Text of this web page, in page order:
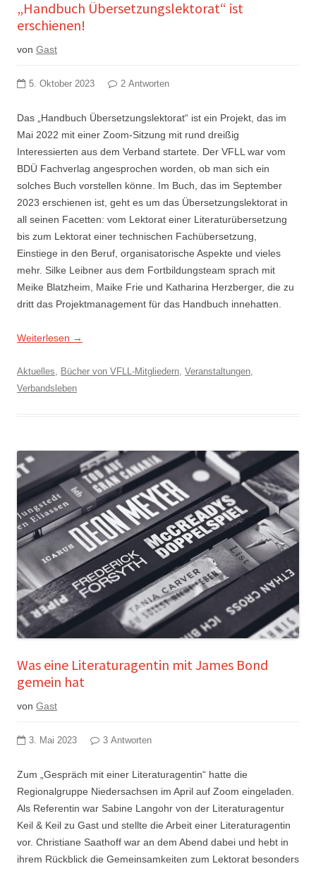
„Handbuch Übersetzungslektorat“ ist
erschienen!
von Gast
5. Oktober 2023 2 Antworten
Das „Handbuch Übersetzungslektorat“ ist ein Projekt, das im
Mai 2022 mit einer Zoom-Sitzung mit rund dreißig
Interessierten aus dem Verband startete. Der VFLL war vom
BDÜ Fachverlag angesprochen worden, ob man sich ein
solches Buch vorstellen könne. Im Buch, das im September
2023 erschienen ist, geht es um das Übersetzungslektorat in
all seinen Facetten: vom Lektorat einer Literaturübersetzung
bis zum Lektorat einer technischen Fachübersetzung,
Einstiege in den Beruf, organisatorische Aspekte und vieles
mehr. Silke Leibner aus dem Fortbildungsteam sprach mit
Meike Blatzheim, Maike Frie und Katharina Herzberger, die zu
dritt das Projektmanagement für das Handbuch innehatten.
Weiterlesen →
Aktuelles Bücher von VFLL-Mitgliedern Veranstaltungen
Verbandsleben
Was eine Literaturagentin mit James Bond
gemein hat
von Gast
3. Mai 2023 3 Antworten
Zum „Gespräch mit einer Literaturagentin“ hatte die
Regionalgruppe Niedersachsen im April auf Zoom eingeladen.
Als Referentin war Sabine Langohr von der Literaturagentur
Keil & Keil zu Gast und stellte die Arbeit einer Literaturagentin
vor. Christiane Saathoff war an dem Abend dabei und hebt in
ihrem Rückblick die Gemeinsamkeiten zum Lektorat besonders